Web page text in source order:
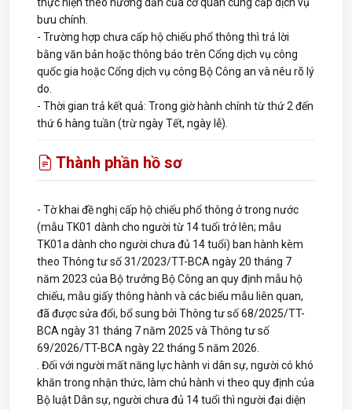
bưu chính.
- Trường hợp chưa cấp hộ chiếu phổ thông thì trả lời
bằng văn bản hoặc thông báo trên Cổng dịch vụ công
quốc gia hoặc Cổng dịch vụ công Bộ Công an và nêu rõ lý
do.
- Thời gian trả kết quả: Trong giờ hành chính từ thứ 2 đến
thứ 6 hàng tuần (trừ ngày Tết, ngày lễ).
Thành phần hồ sơ
- Tờ khai đề nghị cấp hộ chiếu phổ thông ở trong nước
(mẫu TK01 dành cho người từ 14 tuổi trở lên; mẫu
TK01a dành cho người chưa đủ 14 tuổi) ban hành kèm
theo Thông tư số 31/2023/TT-BCA ngày 20 tháng 7
năm 2023 của Bộ trưởng Bộ Công an quy định mẫu hộ
chiếu, mẫu giấy thông hành và các biểu mẫu liên quan,
đã được sửa đổi, bổ sung bởi Thông tư số 68/2025/TT-
BCA ngày 31 tháng 7 năm 2025 và Thông tư số
69/2026/TT-BCA ngày 22 tháng 5 năm 2026.
. Đối với người mất năng lực hành vi dân sự, người có khó
khăn trong nhận thức, làm chủ hành vi theo quy định của
Bộ luật Dân sự, người chưa đủ 14 tuổi thì người đại diện